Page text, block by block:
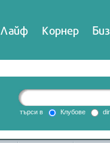
Лайф Корнер
DirTV Impressio
търси в Клубове